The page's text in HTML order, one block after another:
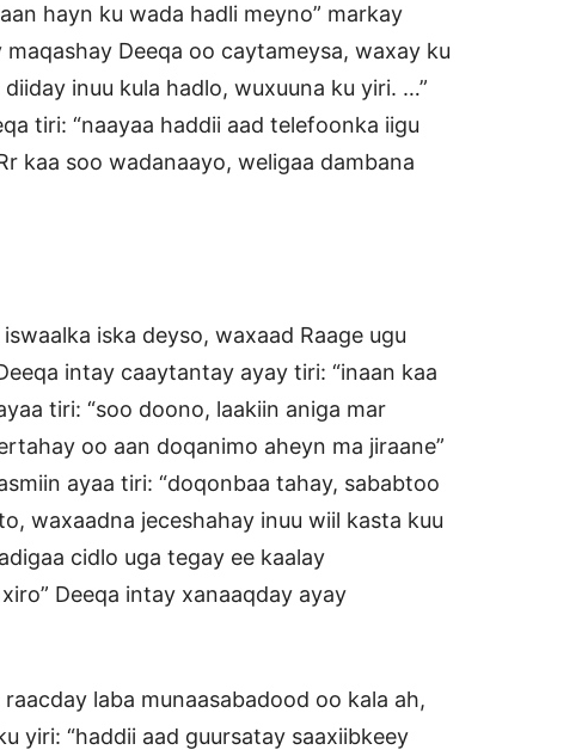
hayn ku wada hadli meyno” markay
Deeqa oo caytameysa, waxay ku
inuu kula hadlo, wuxuuna ku yiri. …”
tiri: “naayaa haddii aad telefoonka iigu
kaa soo wadanaayo, weligaa dambana
iska deyso, waxaad Raage ugu
intay caaytantay ayay tiri: “inaan kaa
tiri: “soo doono, laakiin aniga mar
oo aan doqanimo aheyn ma jiraane”
ayaa tiri: “doqonbaa tahay, sababtoo
waxaadna jeceshahay inuu wiil kasta kuu
cidlo uga tegay ee kaalay
Deeqa intay xanaaqday ayay
laba munaasabadood oo kala ah,
yiri: “haddii aad guursatay saaxiibkeey